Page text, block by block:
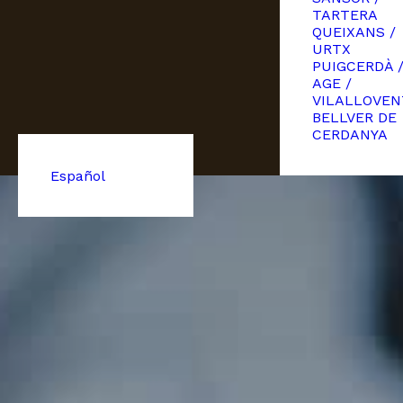
Español
TARTERA
QUEIXANS /
URTX
PUIGCERDÀ /
AGE /
BELLVER DE
CERDANYA